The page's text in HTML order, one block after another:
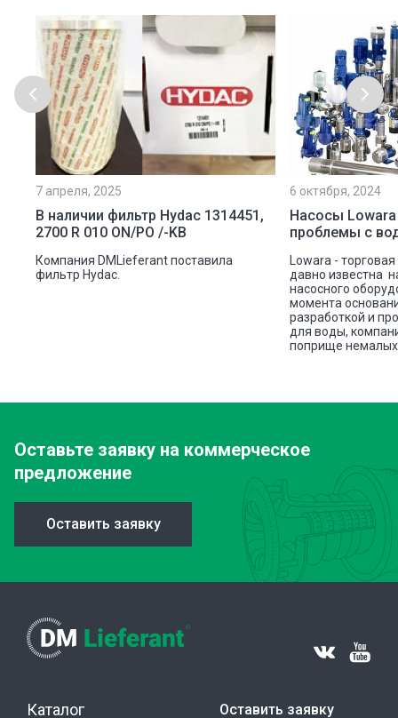
7 апреля, 2025
В наличии фильтр Hydac 1314451,
2700 R 010 ON/PO /-KB
Компания DMLieferant поставила
фильтр Hydac.
6 октября, 2024
Насосы
проблемы с
Lowara -
давно известна
насосного
момента
разработкой и
для воды,
поприще немалых
Оставьте заявку на коммерческое
предложение
Оставить заявку
Каталог Оставить заявку